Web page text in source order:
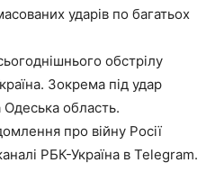
ударів по багатьох
обстрілу
Зокрема під удар
область.
про війну Росії
РБК-Україна в Telegram.